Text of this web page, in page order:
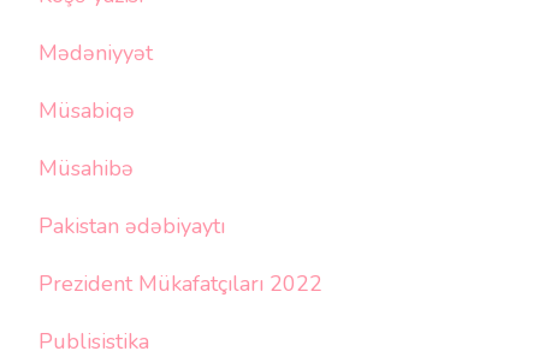
Mədəniyyət
Müsabiqə
Müsahibə
Pakistan ədəbiyaytı
Prezident Mükafatçıları 2022
Publisistika